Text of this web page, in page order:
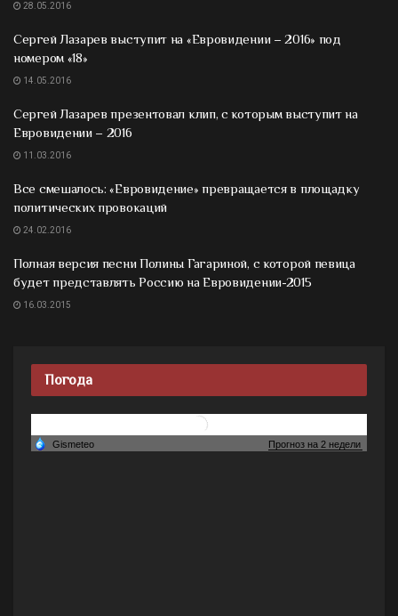
28.05.2016
Сергей Лазарев выступит на «Евровидении – 2016» под
номером «18»
14.05.2016
Сергей Лазарев презентовал клип, с которым выступит на
Евровидении – 2016
11.03.2016
Все смешалось: «Евровидение» превращается в площадку
политических провокаций
24.02.2016
Полная версия песни Полины Гагариной, с которой певица
будет представлять Россию на Евровидении-2015
16.03.2015
Погода